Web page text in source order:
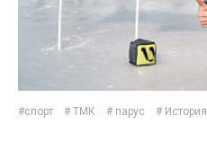
#спорт # ТМК # парус # История